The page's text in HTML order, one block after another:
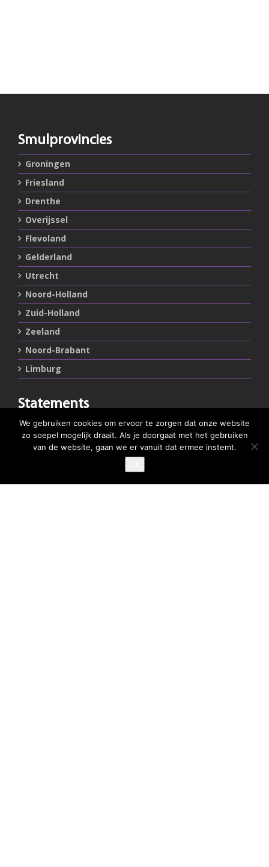
Smulprovincies
Groningen
Friesland
Drenthe
Overijssel
Flevoland
Gelderland
Utrecht
Noord-Holland
Zuid-Holland
Zeeland
Noord-Brabant
Limburg
Statements
Privacystatement
Cookiestatement
Belangrijke links
We gebruiken cookies om ervoor te zorgen dat onze website
zo soepel mogelijk draait. Als je doorgaat met het gebruiken
van de website, gaan we er vanuit dat ermee instemt.